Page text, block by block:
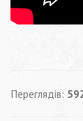
Переглядів: